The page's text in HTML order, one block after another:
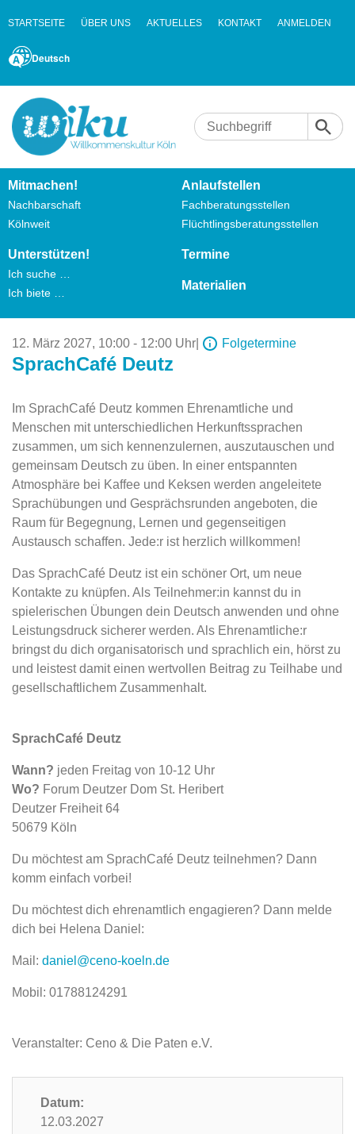
STARTSEITE ÜBER UNS AKTUELLES KONTAKT ANMELDEN
Deutsch
Mitmachen!
Nachbarschaft
Kölnweit
Anlaufstellen
Fachberatungsstellen
Flüchtlingsberatungsstellen
Unterstützen!
Ich suche …
Ich biete …
Termine
Materialien
12. März 2027, 10:00 - 12:00 Uhr Folgetermine
SprachCafé Deutz
Im SprachCafé Deutz kommen Ehrenamtliche und
Menschen mit unterschiedlichen Herkunftssprachen
zusammen, um sich kennenzulernen, auszutauschen und
gemeinsam Deutsch zu üben. In einer entspannten
Atmosphäre bei Kaffee und Keksen werden angeleitete
Sprachübungen und Gesprächsrunden angeboten, die
Raum für Begegnung, Lernen und gegenseitigen
Austausch schaffen. Jede:r ist herzlich willkommen!
Das SprachCafé Deutz ist ein schöner Ort, um neue
Kontakte zu knüpfen. Als Teilnehmer:in kannst du in
spielerischen Übungen dein Deutsch anwenden und ohne
Leistungsdruck sicherer werden. Als Ehrenamtliche:r
bringst du dich organisatorisch und sprachlich ein, hörst zu
und leistest damit einen wertvollen Beitrag zu Teilhabe und
gesellschaftlichem Zusammenhalt.
SprachCafé Deutz
Wann? jeden Freitag von 10-12 Uhr
Wo? Forum Deutzer Dom St. Heribert
Deutzer Freiheit 64
50679 Köln
Du möchtest am SprachCafé Deutz teilnehmen? Dann
komm einfach vorbei!
Du möchtest dich ehrenamtlich engagieren? Dann melde
dich bei Helena Daniel:
Mail: daniel@ceno-koeln.de
Mobil: 01788124291
Veranstalter: Ceno & Die Paten e.V.
Datum:
12.03.2027